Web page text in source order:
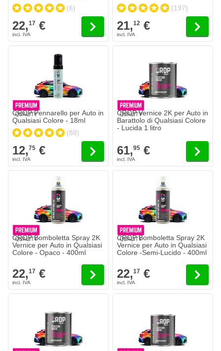
(6)
22,17 €
(197)
21,12 €
CROP Pennarello per Auto in
Qualsiasi Colore - 18ml
(88)
12,75 €
CROP Vernice 2K per Auto in
Barattolo di Qualsiasi Colore
- Lucida 1 litro
61,95 €
CROP Bomboletta Spray 2K
Vernice per Auto in Qualsiasi
Colore - Opaco - 400ml
22,17 €
CROP Bomboletta Spray 2K
Vernice per Auto in Qualsiasi
Colore -Semi-Lucido - 400ml
22,17 €